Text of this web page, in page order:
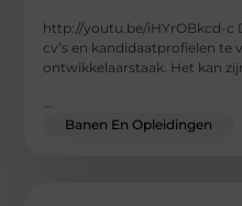
http://youtu.be/iHYrOBkcd-c
cv’s en kandidaatprofielen te
ontwikkelaarstaak. Het kan
...
Banen En Opleidingen